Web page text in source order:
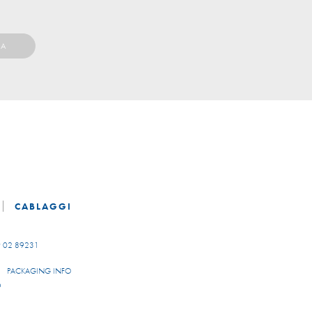
CABLAGGI
02 89231
PACKAGING INFO